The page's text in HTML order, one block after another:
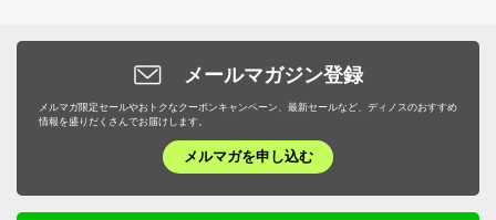
メールマガジン登録
メルマガ限定セールやおトクなクーポンキャンペーン、最新セールなど、ディノスのおすすめ
情報を盛りだくさんでお届けします。
メルマガを申し込む